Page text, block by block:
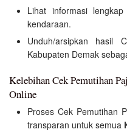
Lihat informasi
kendaraan.
Unduh/arsipkan hasil
Kabupaten Demak
Kelebihan Cek Pemutihan
Online
Proses Cek Pemutihan
transparan untuk semua